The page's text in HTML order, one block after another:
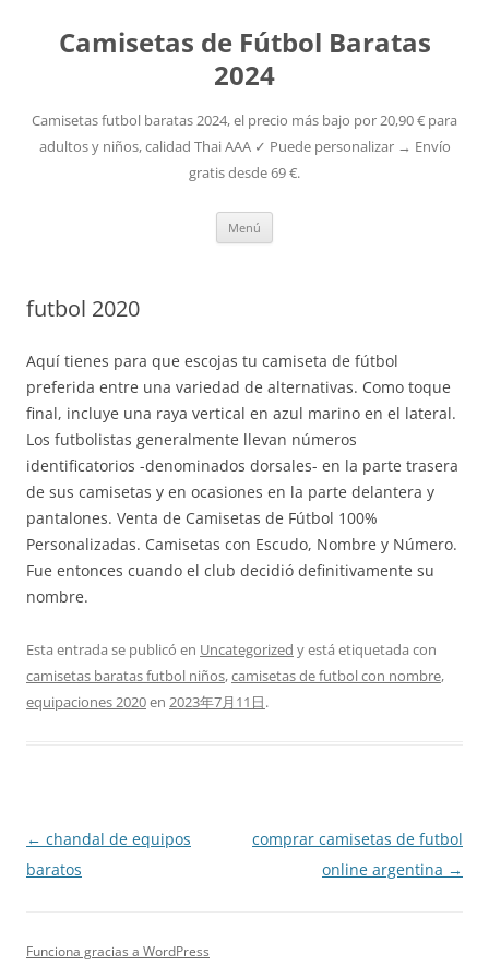
Camisetas de Fútbol Baratas
2024
Camisetas futbol baratas 2024, el precio más bajo por 20,90 € para
adultos y niños, calidad Thai AAA ✓ Puede personalizar → Envío
gratis desde 69 €.
Menú
futbol 2020
Aquí tienes para que escojas tu camiseta de fútbol
preferida entre una variedad de alternativas. Como toque
final, incluye una raya vertical en azul marino en el lateral.
Los futbolistas generalmente llevan números
identificatorios -denominados dorsales- en la parte trasera
de sus camisetas y en ocasiones en la parte delantera y
pantalones. Venta de Camisetas de Fútbol 100%
Personalizadas. Camisetas con Escudo, Nombre y Número.
Fue entonces cuando el club decidió definitivamente su
nombre.
Esta entrada se publicó en Uncategorized y está etiquetada con
camisetas baratas futbol niños,camisetas de futbol con nombre,
equipaciones 2020en 2023年7月11日.
Navegación
de
← chandal de equipos
baratos
comprar camisetas de futbol
online argentina →
Funciona gracias a WordPress